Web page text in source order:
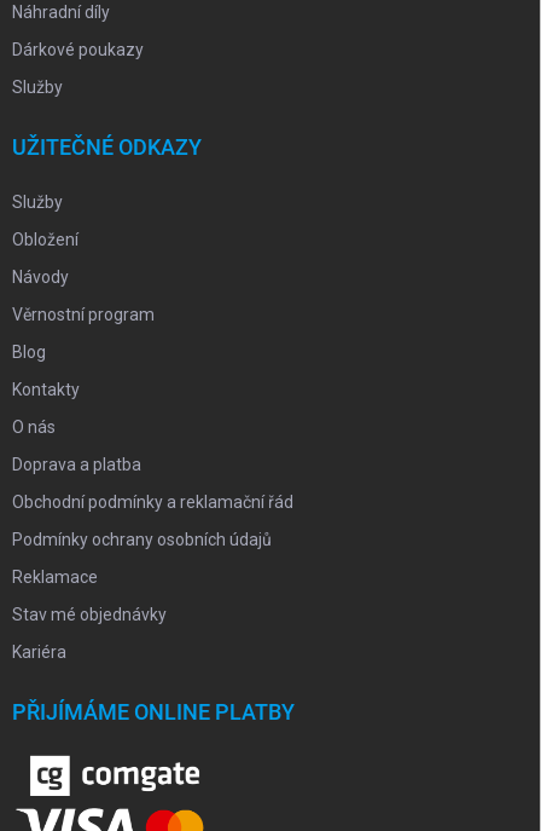
Náhradní díly
Dárkové poukazy
Služby
UŽITEČNÉ ODKAZY
Služby
Obložení
Návody
Věrnostní program
Blog
Kontakty
O nás
Doprava a platba
Obchodní podmínky a reklamační řád
Podmínky ochrany osobních údajů
Reklamace
Stav mé objednávky
Kariéra
PŘIJÍMÁME ONLINE PLATBY